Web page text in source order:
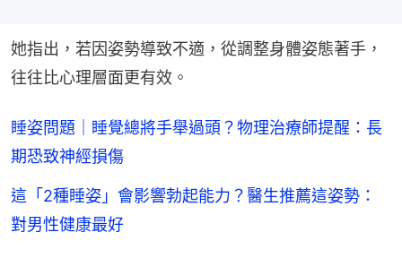
她指出，若因姿勢導致不適，從調整身體姿態著手，
往往比心理層面更有效。
睡姿問題｜睡覺總將手舉過頭？物理治療師提醒：長
期恐致神經損傷
這「2種睡姿」會影響勃起能力？醫生推薦這姿勢：
對男性健康最好